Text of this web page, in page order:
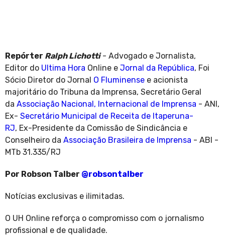
Repórter Ralph Lichotti- Advogado e Jornalista,
Editor do Ultima Hora Online e Jornal da República, Foi
Sócio Diretor do Jornal O Fluminense e acionista
majoritário do Tribuna da Imprensa, Secretário Geral
da Associação Nacional, Internacional de Imprensa - ANI,
Ex- Secretário Municipal de Receita de Itaperuna-
RJ, Ex-Presidente da Comissão de Sindicância e
Conselheiro da Associação Brasileira de Imprensa - ABI -
MTb 31.335/RJ
Por Robson Talber @robsontalber
Notícias exclusivas e ilimitadas.
O UH Online reforça o compromisso com o jornalismo
profissional e de qualidade.